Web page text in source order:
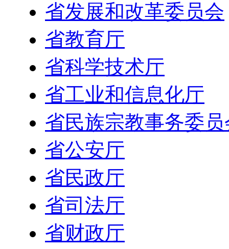
省发展和改革委员会
省教育厅
省科学技术厅
省工业和信息化厅
省民族宗教事务委员
省公安厅
省民政厅
省司法厅
省财政厅